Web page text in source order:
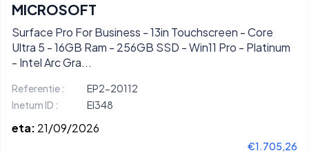
MICROSOFT
Surface Pro For Business - 13in Touchscreen - Core
Ultra 5 - 16GB Ram - 256GB SSD - Win11 Pro - Platinum
- Intel Arc Gra...
Referentie :
EP2-20112
Inetum ID :
EI348
eta: 21/09/2026
€1.705,26